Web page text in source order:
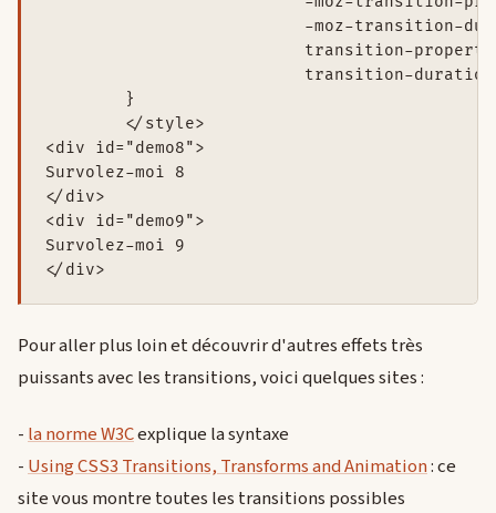
        }
<div id="demo8">
Survolez-moi 8
</div>
<div id="demo9">
Survolez-moi 9
Pour aller plus loin et découvrir d'autres effets très
puissants avec les transitions, voici quelques sites :
-la norme W3Cexplique la syntaxe
-Using CSS3 Transitions, Transforms and Animation: ce
site vous montre toutes les transitions possibles